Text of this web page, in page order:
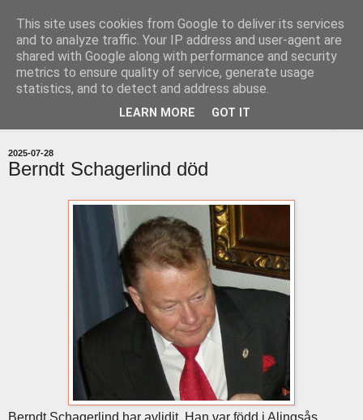
uddevallabloggen.se
med stort och smått från Uddevallas horisont
2025-07-28
Berndt Schagerlind död
Berndt Schagerlind har avlidit. Han var född i Alingsås
This site uses cookies from Google to deliver its services
and to analyze traffic. Your IP address and user-agent are
shared with Google along with performance and security
metrics to ensure quality of service, generate usage
statistics, and to detect and address abuse.
LEARN MORE GOT IT